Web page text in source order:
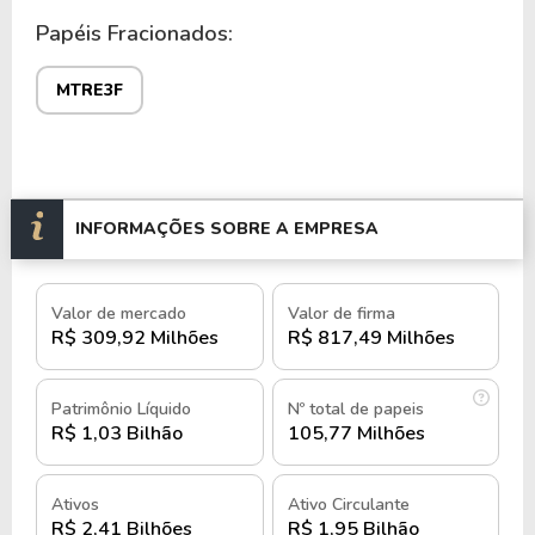
MTRE3
no mercado fracionário
História e quando foi criada a Mitre
A Mitre Realty foi fundada em 27 de setembro de
2005, dando continuidade à tradição familiar na área
de construção civil e incorporação.
Em 2008, com a entrada de Fabricio Mitre
CEO, a empresa passou a implementar novas
diretrizes estratégicas para fortalecer sua atuação.
Entre 2009 e 2013, a Mitre otimizou sua estrutura
de capital, firmando parcerias estratégicas que
permitiram um crescimento mais sólido e
sustentável, além de realizar o primeiro rebranding.
Papéis Fracionados:
MTRE3F
INFORMAÇÕES SOBRE A EMPRESA
Valor de mercado
R$ 309,92 Milhões
Valor de firma
R$ 817,49 Milhões
Patrimônio Líquido
R$ 1,03 Bilhão
Nº total de papeis
105,77 Milhões
Ativos
R$ 2,41 Bilhões
Ativo Circulante
R$ 1,95 Bilhão